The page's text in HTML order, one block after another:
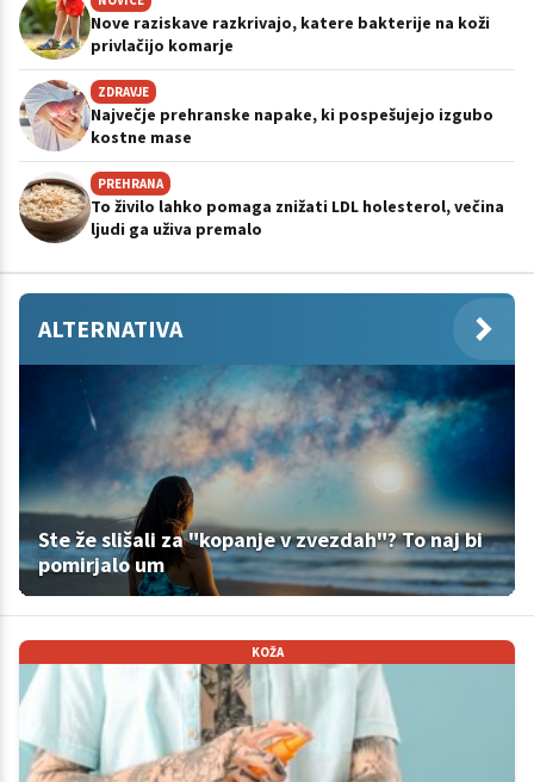
Nove raziskave razkrivajo, katere bakterije na koži
privlačijo komarje
ZDRAVJE
Največje prehranske napake, ki pospešujejo izgubo
kostne mase
PREHRANA
To živilo lahko pomaga znižati LDL holesterol, večina
ljudi ga uživa premalo
ALTERNATIVA
Ste že slišali za "kopanje v zvezdah"? To naj bi
pomirjalo um
KOŽA